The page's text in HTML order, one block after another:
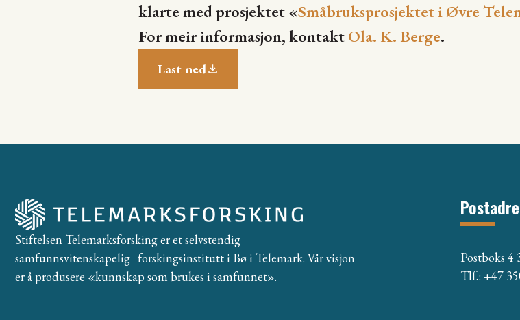
klarte med prosjektet «Småbruksprosjektet i Øvre
For meir informasjon, kontaktOla. K. Berge.
Last ned
Stiftelsen Telemarksforsking er et selvstendig
samfunnsvitenskapelig forskingsinstitutt i Bø i Telemark. Vår visjon
er å produsere «kunnskap som brukes i samfunnet».
Postboks 4
Tlf.: +47